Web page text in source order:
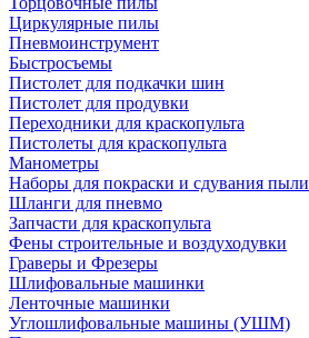
Циркулярные пилы
Пневмоинструмент
Быстросъемы
Пистолет для подкачки шин
Пистолет для продувки
Переходники для краскопульта
Пистолеты для краскопульта
Манометры
Наборы для покраски и сдувания пыли
Шланги для пневмо
Запчасти для краскопульта
Фены строительные и воздуходувки
Граверы и Фрезеры
Шлифовальные машинки
Ленточные машинки
Углошлифовальные машины (УШМ)